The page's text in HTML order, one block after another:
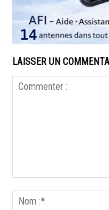
LAISSER UN